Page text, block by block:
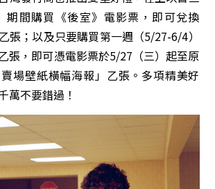
期間購買《後室》電影票，即可兌換
張；以及只要購買第一週（5/27-6/4）
張，即可憑電影票於5/27（三）起至原
場壁紙橫幅海報」乙張。多項精美好
萬不要錯過！